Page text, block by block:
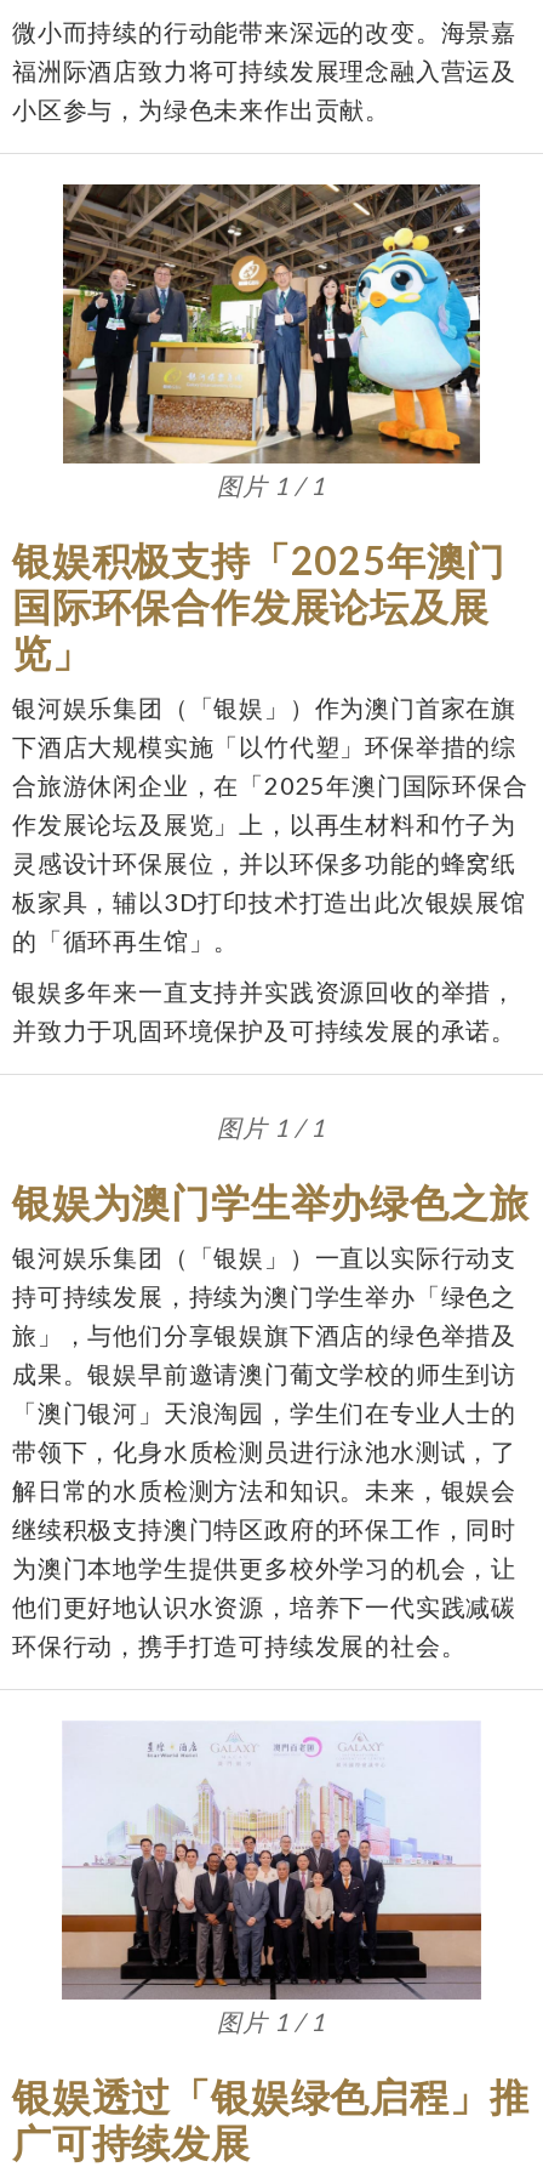
微小而持续的行动能带来深远的改变。海景嘉
福洲际酒店致力将可持续发展理念融入营运及
小区参与，为绿色未来作出贡献。
图片 1 / 1
银娱积极支持「2025年澳门
国际环保合作发展论坛及展
览」
银河娱乐集团（「银娱」）作为澳门首家在旗
下酒店大规模实施「以竹代塑」环保举措的综
合旅游休闲企业，在「2025年澳门国际环保合
作发展论坛及展览」上，以再生材料和竹子为
灵感设计环保展位，并以环保多功能的蜂窝纸
板家具，辅以3D打印技术打造出此次银娱展馆
的「循环再生馆」。
银娱多年来一直支持并实践资源回收的举措，
并致力于巩固环境保护及可持续发展的承诺。
图片 1 / 1
银娱为澳门学生举办绿色之旅
银河娱乐集团（「银娱」）一直以实际行动支
持可持续发展，持续为澳门学生举办「绿色之
旅」，与他们分享银娱旗下酒店的绿色举措及
成果。银娱早前邀请澳门葡文学校的师生到访
「澳门银河」天浪淘园，学生们在专业人士的
带领下，化身水质检测员进行泳池水测试，了
解日常的水质检测方法和知识。未来，银娱会
继续积极支持澳门特区政府的环保工作，同时
为澳门本地学生提供更多校外学习的机会，让
他们更好地认识水资源，培养下一代实践减碳
环保行动，携手打造可持续发展的社会。
图片 1 / 1
银娱透过「银娱绿色启程」推
广可持续发展